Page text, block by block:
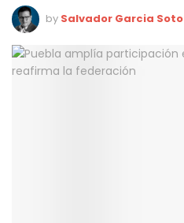
by Salvador Garcia Soto